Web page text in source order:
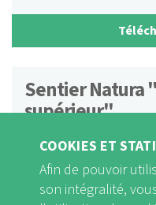
Sentier Natura
supérieur"
COOKIES ET
Afin de pouvoir
son intégralité,